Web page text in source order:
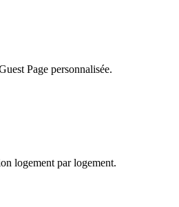
Page personnalisée.
logement par logement.